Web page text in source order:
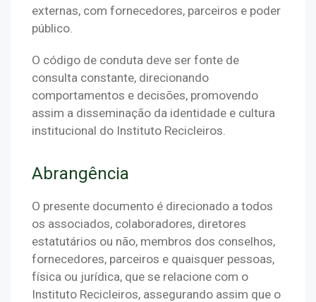
externas, com fornecedores, parceiros e poder
público.
O código de conduta deve ser fonte de
consulta constante, direcionando
comportamentos e decisões, promovendo
assim a disseminação da identidade e cultura
institucional do Instituto Recicleiros.
Abrangência
O presente documento é direcionado a todos
os associados, colaboradores, diretores
estatutários ou não, membros dos conselhos,
fornecedores, parceiros e quaisquer pessoas,
física ou jurídica, que se relacione com o
Instituto Recicleiros, assegurando assim que o